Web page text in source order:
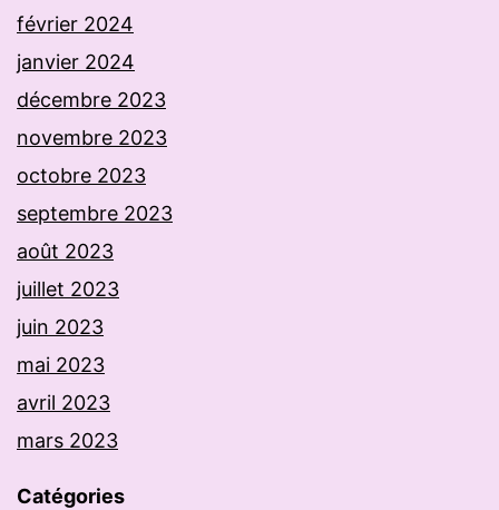
février 2024
janvier 2024
décembre 2023
novembre 2023
octobre 2023
septembre 2023
août 2023
juillet 2023
juin 2023
mai 2023
avril 2023
mars 2023
Catégories